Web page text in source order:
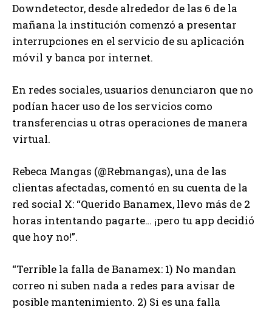
Downdetector, desde alrededor de las 6 de la
mañana la institución comenzó a presentar
interrupciones en el servicio de su aplicación
móvil y banca por internet.
En redes sociales, usuarios denunciaron que no
podían hacer uso de los servicios como
transferencias u otras operaciones de manera
virtual.
Rebeca Mangas (@Rebmangas), una de las
clientas afectadas, comentó en su cuenta de la
red social X: “Querido Banamex, llevo más de 2
horas intentando pagarte… ¡pero tu app decidió
que hoy no!”.
“Terrible la falla de Banamex: 1) No mandan
correo ni suben nada a redes para avisar de
posible mantenimiento. 2) Si es una falla